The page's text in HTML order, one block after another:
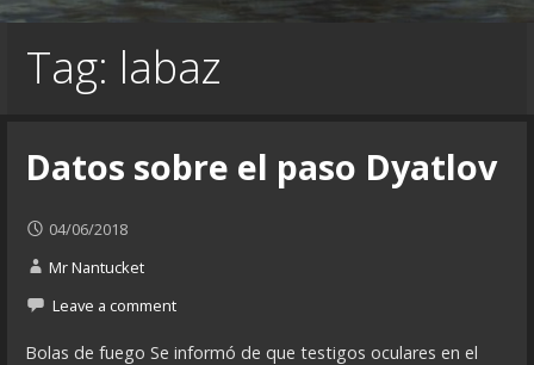
Tag: labaz
Datos sobre el paso Dyatlov
04/06/2018
Mr Nantucket
Leave a comment
Bolas de fuego Se informó de que testigos oculares en el